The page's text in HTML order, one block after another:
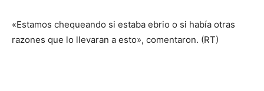
«Estamos chequeando si estaba ebrio o si había otras
razones que lo llevaran a esto», comentaron. (RT)